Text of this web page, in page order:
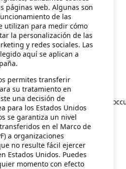
a client-side exception has
páginas web. Algunas son
de las
utilizan para medir cómo
la personalización de las
y redes sociales. Las
aquí se aplican a
permites transferir
su tratamiento en
una decisión de
para los Estados Unidos
se garantiza un nivel
en el Marco de
a organizaciones
no resulte fácil ejercer
Estados Unidos. Puedes
momento con efecto